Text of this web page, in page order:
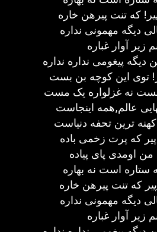
که تنت پیرهن خاره
دیگه مهمونی نداره
زیر آوار غباره
پیغومی نداره نداره
توی این کوچه بن بست
نه غزلواره یک مست
عالم,همه اینجاست
ترین تحفه دنیاست
که پرت زخمی باده
من اومدی پای پیاده
ستاره است نه بهاره
که تنت پیرهن خاره
دیگه مهمونی نداره
زیر آوار غباره